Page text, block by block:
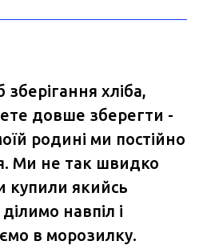
зберігання хліба,
довше зберегти -
родині ми постійно
Ми не так швидко
купили якийсь
навпіл і
в морозилку.